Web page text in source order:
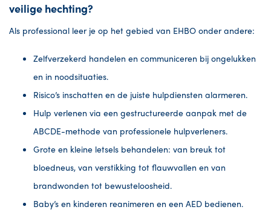
veilige hechting?
Als professional leer je op het gebied van EHBO onder andere:
Zelfverzekerd handelen en communiceren bij ongelukken
en in noodsituaties.
Risico’s inschatten en de juiste hulpdiensten alarmeren.
Hulp verlenen via een gestructureerde aanpak met de
ABCDE-methode van professionele hulpverleners.
Grote en kleine letsels behandelen: van breuk tot
bloedneus, van verstikking tot flauwvallen en van
brandwonden tot bewusteloosheid.
Baby’s en kinderen reanimeren en een AED bedienen.